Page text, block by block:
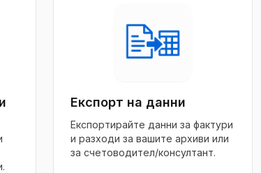
Експорт на данни
Експортирайте данни за фактури
и разходи за вашите архиви или
за счетоводител/консултант.